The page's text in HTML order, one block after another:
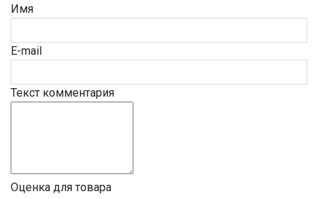
Имя
E-mail
Текст комментария
Оценка для товара